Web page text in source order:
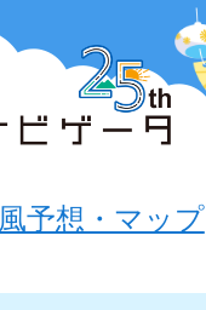
風予想・マップ